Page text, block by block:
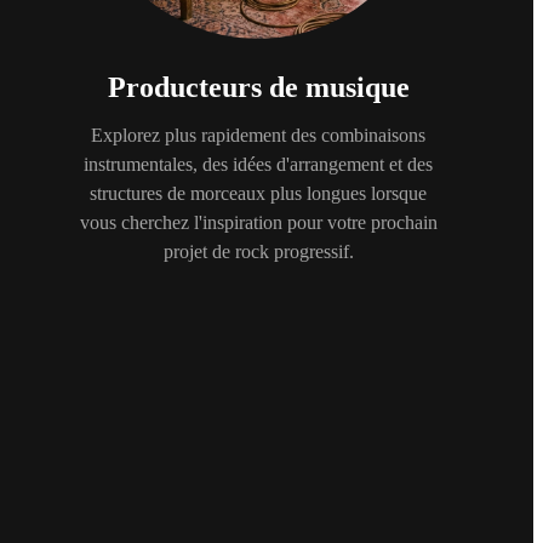
Producteurs de musique
Explorez plus rapidement des combinaisons
instrumentales, des idées d'arrangement et des
structures de morceaux plus longues lorsque
vous cherchez l'inspiration pour votre prochain
projet de rock progressif.